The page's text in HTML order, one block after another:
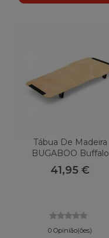
Tábua De Madeira
BUGABOO Buffalo
41,95 €
0 Opinião(ões)